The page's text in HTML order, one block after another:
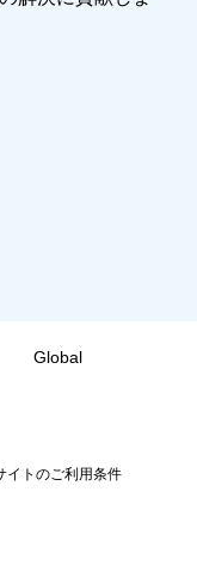
Global
イトのご利用条件